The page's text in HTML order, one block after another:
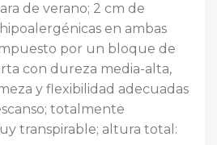
de verano; 2 cm de
en ambas
por un bloque de
con dureza media-alta,
y flexibilidad adecuadas
totalmente
transpirable; altura total: